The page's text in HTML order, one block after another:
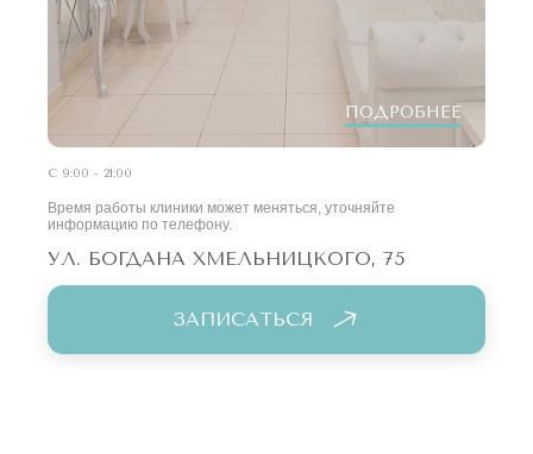
ПОДРОБНЕЕ
С 9:00 - 21:00
Время работы клиники может меняться, уточняйте
информацию по телефону.
УЛ. БОГДАНА ХМЕЛЬНИЦКОГО, 75
ЗАПИСАТЬСЯ